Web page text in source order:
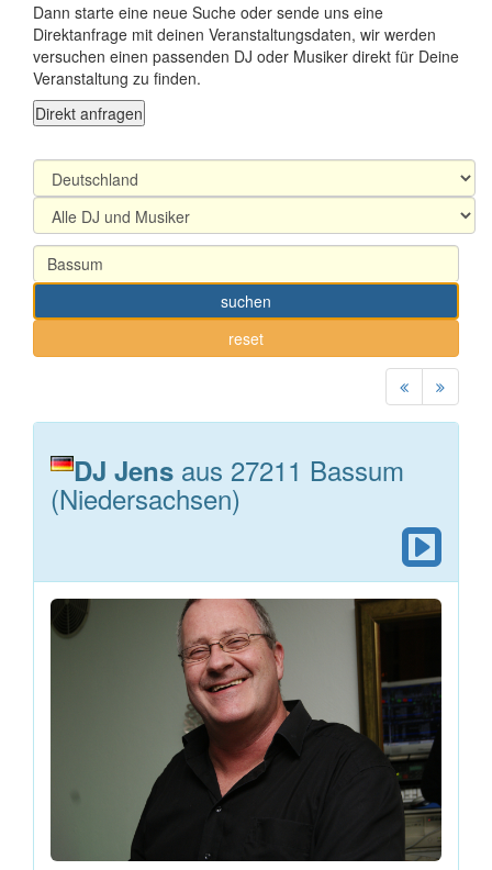
Dann starte eine neue Suche oder sende uns eine
Direktanfrage mit deinen Veranstaltungsdaten, wir werden
versuchen einen passenden DJ oder Musiker direkt für Deine
Veranstaltung zu finden.
Direkt anfragen
suchen
reset
DJ Jens aus 27211 Bassum
(Niedersachsen)